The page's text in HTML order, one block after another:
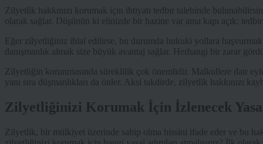
Zilyetlik hakkınızı korumak için ihtiyati tedbir talebinde
olarak sağlar. Düşünün ki elinizde bir hazine var ama kapı açık;
Eğer zilyetliğiniz ihlal edilirse, bu durumda hukuki yollara
danışmanlık almak size büyük avantaj sağlar. Herhangi bir zarar
Zilyetliğin korunmasında süreklilik çok önemlidir. Malkullere dair
yanı sıra düşmanlıkları da önler. Aksi takdirde, zilyetlik hakkınızı
Zilyetliğinizi Korumak İçin İzlenecek
Zilyetlik, bir mülkiyet üzerinde sahip olma hissini ifade eder ve bu